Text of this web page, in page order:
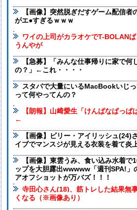
【画像】突然脱ぎだすゲーム配信者
がエ●すぎるｗｗｗ
ワイの上司がカラオケでT-BOLAN
うんやが
【急募】「みんな仕事帰りに家で何
の？」←これ・・・・
スタバで大量にいるMacBookいじ
って何やってんの？
【朗報】山﨑愛生「けんぱなぱっぱ
←
【画像】ビリー・アイリッシュ(24)
イブでマンスジが見える衣装を着て炎
【画像】東雲うみ、食い込み水着で
ップを大胆露出wwwww「週刊SPA!」
アオフショットが万バズ！！！
寺田心さん(18)、筋トレした結果無
くなる（※画像あり）